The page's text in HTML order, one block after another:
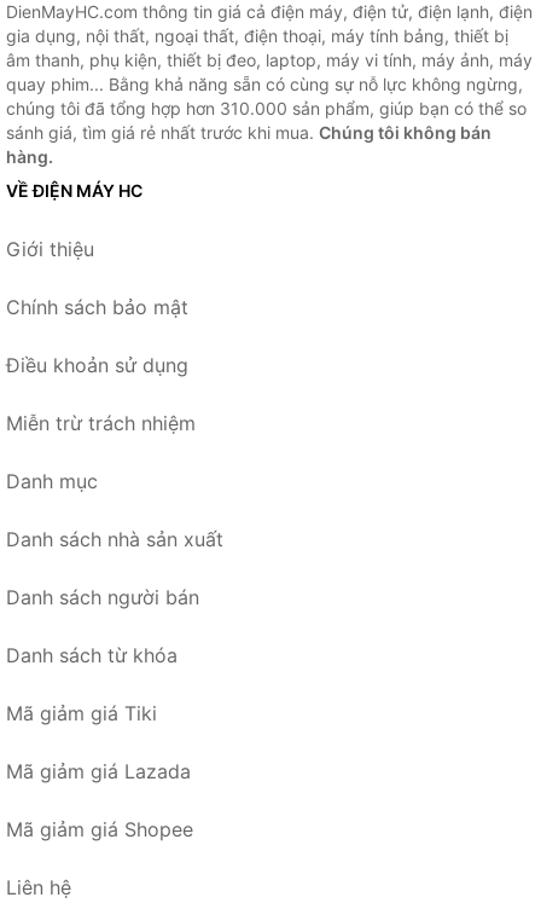
DienMayHC.com thông tin giá cả điện máy, điện tử, điện lạnh, điện
gia dụng, nội thất, ngoại thất, điện thoại, máy tính bảng, thiết bị
âm thanh, phụ kiện, thiết bị đeo, laptop, máy vi tính, máy ảnh, máy
quay phim... Bằng khả năng sẵn có cùng sự nỗ lực không ngừng,
chúng tôi đã tổng hợp hơn 310.000 sản phẩm, giúp bạn có thể so
sánh giá, tìm giá rẻ nhất trước khi mua. Chúng tôi không bán
hàng.
VỀ ĐIỆN MÁY HC
Giới thiệu
Chính sách bảo mật
Điều khoản sử dụng
Miễn trừ trách nhiệm
Danh mục
Danh sách nhà sản xuất
Danh sách người bán
Danh sách từ khóa
Mã giảm giá Tiki
Mã giảm giá Lazada
Mã giảm giá Shopee
Liên hệ